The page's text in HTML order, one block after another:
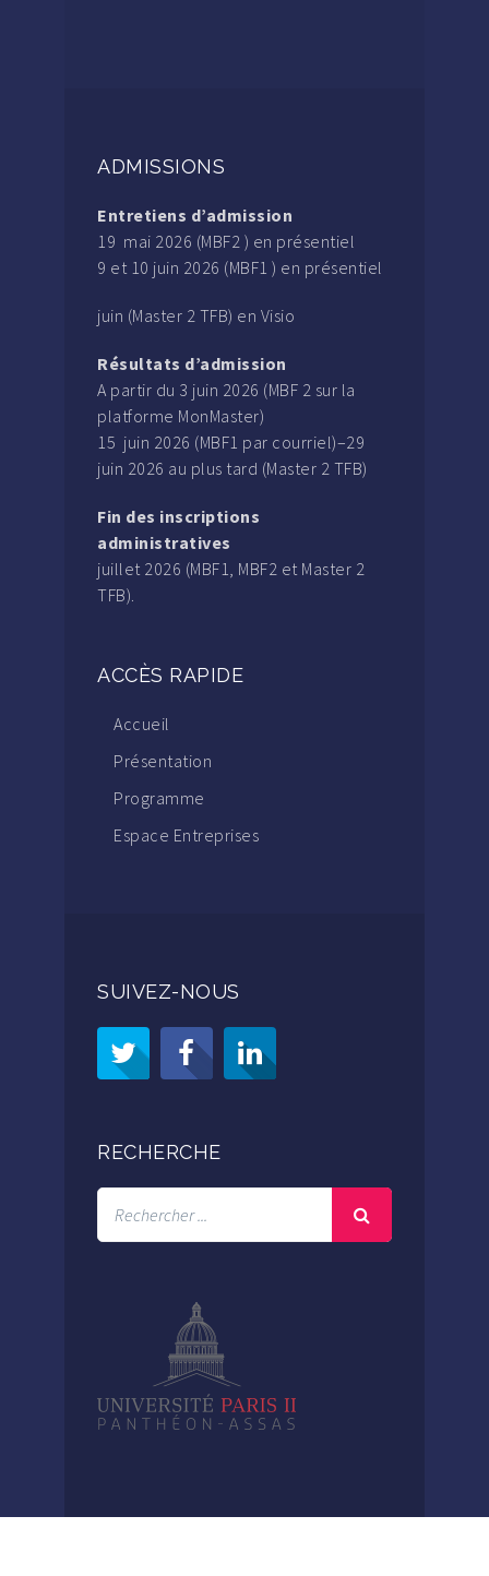
ADMISSIONS
Entretiens d’admission
19 mai 2026 (MBF2 ) en présentiel
9 et 10 juin 2026 (MBF1 ) en présentiel
juin (Master 2 TFB) en Visio
Résultats d’admission
A partir du 3 juin 2026 (MBF 2 sur la
platforme MonMaster)
15 juin 2026 (MBF1 par courriel)–29
juin 2026 au plus tard (Master 2 TFB)
Fin des inscriptions
administratives
juillet 2026 (MBF1, MBF2 et Master 2
TFB).
ACCÈS RAPIDE
Accueil
Présentation
Programme
Espace Entreprises
SUIVEZ-NOUS
RECHERCHE